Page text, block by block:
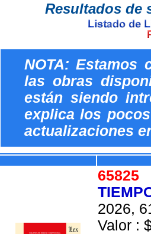
Resultados de
NOTA: Estamos
las obras
están siendo
explica los
actualizaciones
65825
2026,
Valor :